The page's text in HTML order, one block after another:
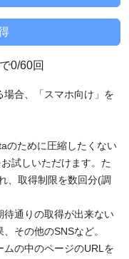
0/60回
合、「スマホ向け」を
のために圧縮したくない
試しいただけます。た
、取得制限を数回分(調
通りの取得が出来ない
その他のSNSなど。
の中のページのURLを